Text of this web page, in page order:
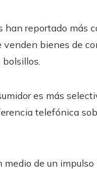
han reportado más
venden bienes de
bolsillos.
es más
telefónica
de un